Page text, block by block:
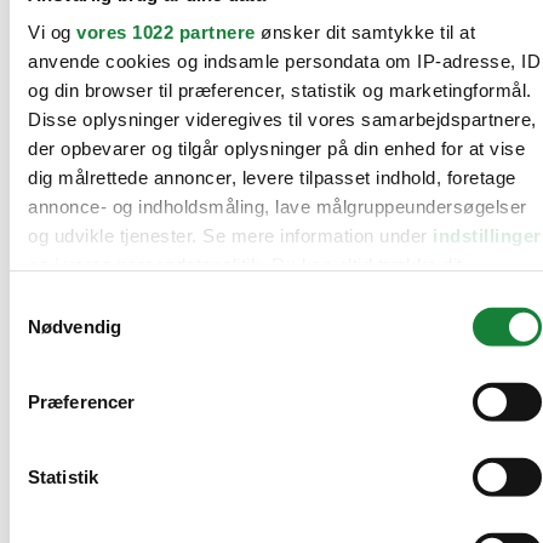
Vi og vores 1022 partnere ønsker dit samtykke til at
anvende cookies og indsamle persondata om IP-adresse, ID
og din browser til præferencer, statistik og marketingformål.
Disse oplysninger videregives til vores samarbejdspartnere,
der opbevarer og tilgår oplysninger på din enhed for at vise
dig målrettede annoncer, levere tilpasset indhold, foretage
annonce- og indholdsmåling, lave målgruppeundersøgelser
og udvikle tjenester. Se mere information under indstillinger
"Cookiedeklaration", eller ved at trykke på "Privacy trigger"
Hvis du tillader det, vil vi også gerne:
kan være nøjagtig inden for få meter
Identificere din enhed baseret på en scanning af dens
Nødvendig
Præferencer
Statistik
Citroën (